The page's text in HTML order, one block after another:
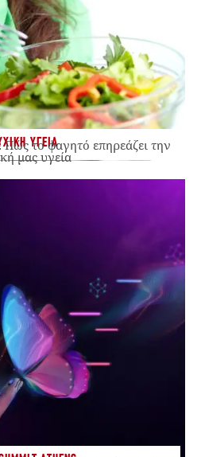
ΥΓΕΙΑ
Πώς το φαγητό επηρεάζει την
μας υγεία